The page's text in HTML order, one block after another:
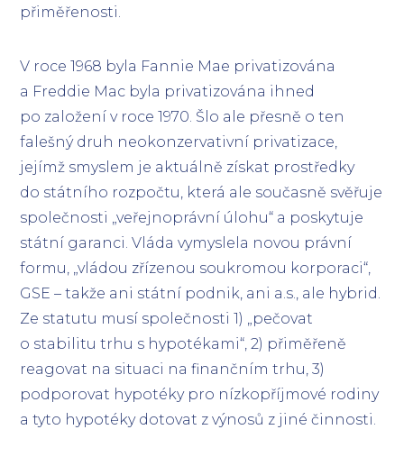
přiměřenosti.
V roce 1968 byla Fannie Mae privatizována
a Freddie Mac byla privatizována ihned
po založení v roce 1970. Šlo ale přesně o ten
falešný druh neokonzervativní privatizace,
jejímž smyslem je aktuálně získat prostředky
do státního rozpočtu, která ale současně svěřuje
společnosti „veřejnoprávní úlohu“ a poskytuje
státní garanci. Vláda vymyslela novou právní
formu, „vládou zřízenou soukromou korporaci“,
GSE – takže ani státní podnik, ani a.s., ale hybrid.
Ze statutu musí společnosti 1) „pečovat
o stabilitu trhu s hypotékami“, 2) přiměřeně
reagovat na situaci na finančním trhu, 3)
podporovat hypotéky pro nízkopříjmové rodiny
a tyto hypotéky dotovat z výnosů z jiné činnosti.